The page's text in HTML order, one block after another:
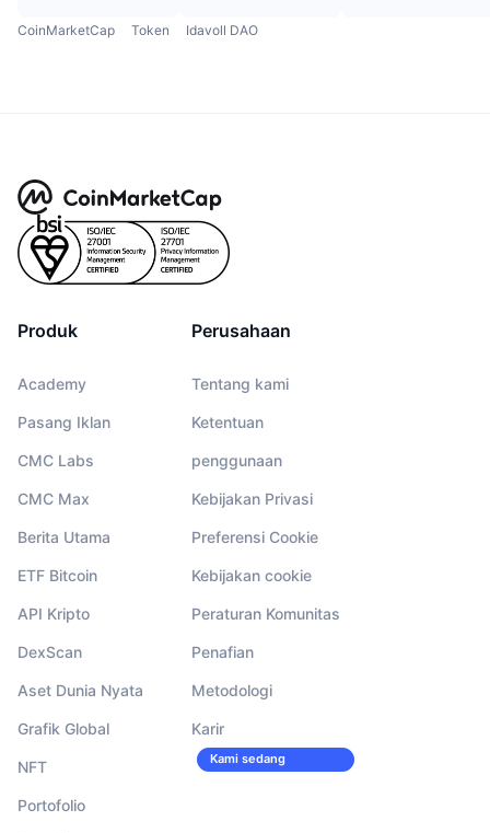
CoinMarketCap Token Idavoll DAO
Produk
Academy
Pasang Iklan
CMC Labs
CMC Max
Berita Utama
ETF Bitcoin
API Kripto
DexScan
Aset Dunia Nyata
Grafik Global
NFT
Portofolio
Perusahaan
Tentang kami
Ketentuan
penggunaan
Kebijakan Privasi
Preferensi Cookie
Kebijakan cookie
Peraturan Komunitas
Penafian
Metodologi
Karir
Kami sedang